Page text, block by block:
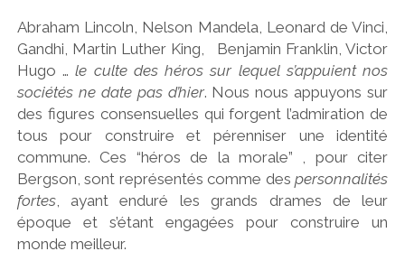
Abraham Lincoln, Nelson Mandela, Leonard de Vinci,
Gandhi, Martin Luther King, Benjamin Franklin, Victor
Hugo …le culte des héros sur lequel s’appuient nos
sociétés ne date pas d’hier. Nous nous appuyons sur
des figures consensuelles qui forgent l’admiration de
tous pour construire et pérenniser une identité
commune. Ces “héros de la morale” , pour citer
Bergson, sont représentés comme despersonnalités
fortes, ayant enduré les grands drames de leur
époque et s’étant engagées pour construire un
monde meilleur.